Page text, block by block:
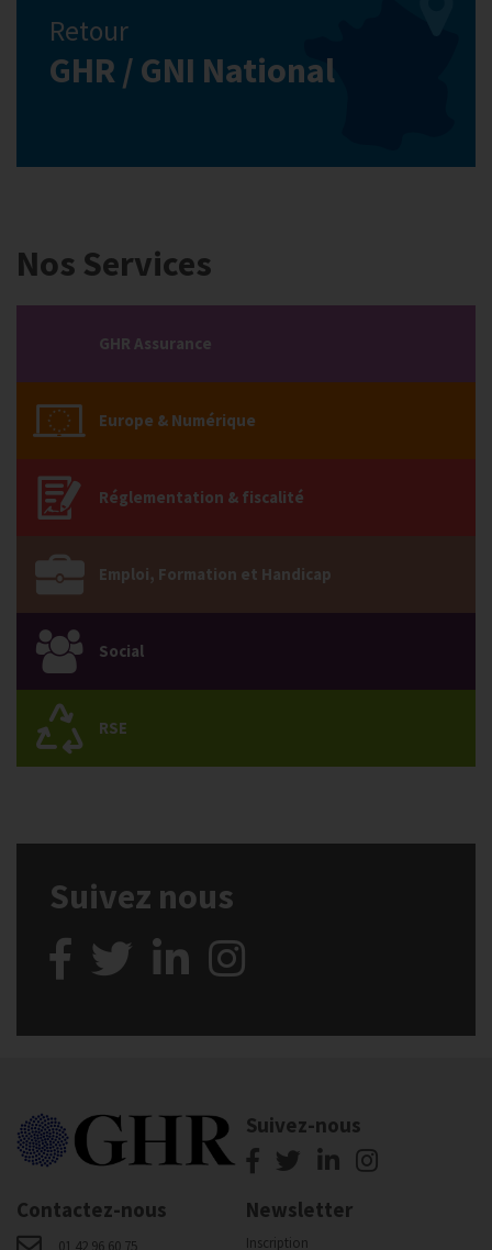
Retour
GHR / GNI National
Nos Services
GHR Assurance
Europe & Numérique
Réglementation & fiscalité
Emploi, Formation et Handicap
Social
RSE
Suivez nous
Suivez-nous
Contactez-nous
01 42 96 60 75
Newsletter
Inscription